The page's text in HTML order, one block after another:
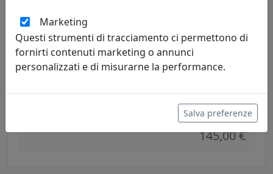
145,00 €
Marketing
Questi strumenti di tracciamento ci permettono di
fornirti contenuti marketing o annunci
personalizzati e di misurarne la performance.
Salva preferenze